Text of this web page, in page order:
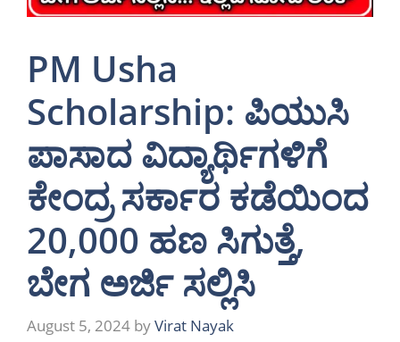
PM Usha
Scholarship: ಪಿಯುಸಿ
ಪಾಸಾದ ವಿದ್ಯಾರ್ಥಿಗಳಿಗೆ
ಕೇಂದ್ರ ಸರ್ಕಾರ ಕಡೆಯಿಂದ
20,000 ಹಣ ಸಿಗುತ್ತೆ,
ಬೇಗ ಅರ್ಜಿ ಸಲ್ಲಿಸಿ
August 5, 2024 byVirat Nayak